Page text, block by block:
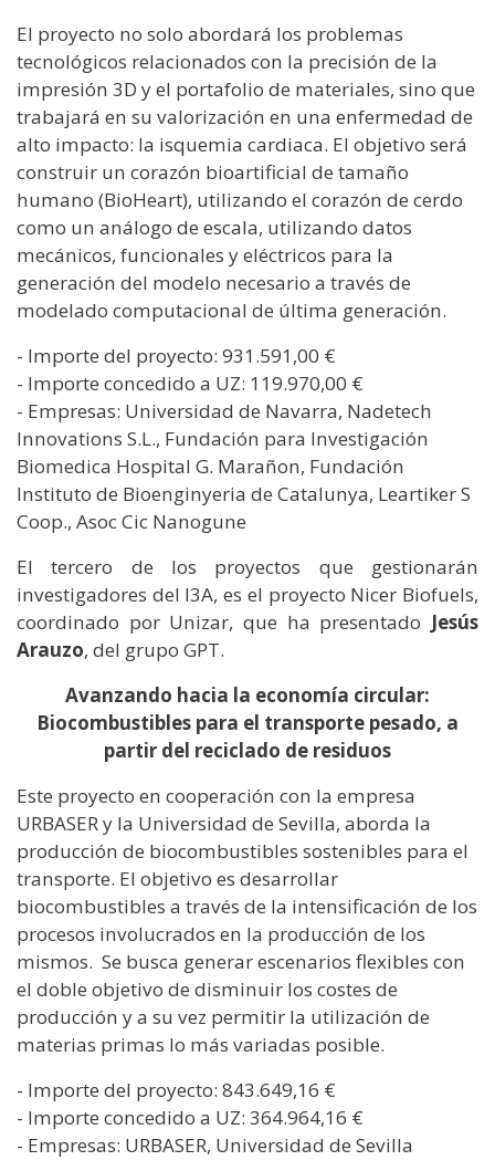
El proyecto no solo abordará los problemas
tecnológicos relacionados con la precisión de la
impresión 3D y el portafolio de materiales, sino que
trabajará en su valorización en una enfermedad de
alto impacto: la isquemia cardiaca. El objetivo será
construir un corazón bioartificial de tamaño
humano (BioHeart), utilizando el corazón de cerdo
como un análogo de escala, utilizando datos
mecánicos, funcionales y eléctricos para la
generación del modelo necesario a través de
modelado computacional de última generación.
- Importe del proyecto: 931.591,00 €
- Importe concedido a UZ: 119.970,00 €
- Empresas: Universidad de Navarra, Nadetech
Innovations S.L., Fundación para Investigación
Biomedica Hospital G. Marañon, Fundación
Instituto de Bioenginyeria de Catalunya, Leartiker S
Coop., Asoc Cic Nanogune
El tercero de los proyectos que gestionarán
investigadores del I3A, es el proyecto Nicer Biofuels,
coordinado por Unizar, que ha presentado Jesús
Arauzo, del grupo GPT.
Avanzando hacia la economía circular:
Biocombustibles para el transporte pesado, a
partir del reciclado de residuos
Este proyecto en cooperación con la empresa
URBASER y la Universidad de Sevilla, aborda la
producción de biocombustibles sostenibles para el
transporte. El objetivo es desarrollar
biocombustibles a través de la intensificación de los
procesos involucrados en la producción de los
mismos. Se busca generar escenarios flexibles con
el doble objetivo de disminuir los costes de
producción y a su vez permitir la utilización de
materias primas lo más variadas posible.
- Importe del proyecto: 843.649,16 €
- Importe concedido a UZ: 364.964,16 €
- Empresas: URBASER, Universidad de Sevilla